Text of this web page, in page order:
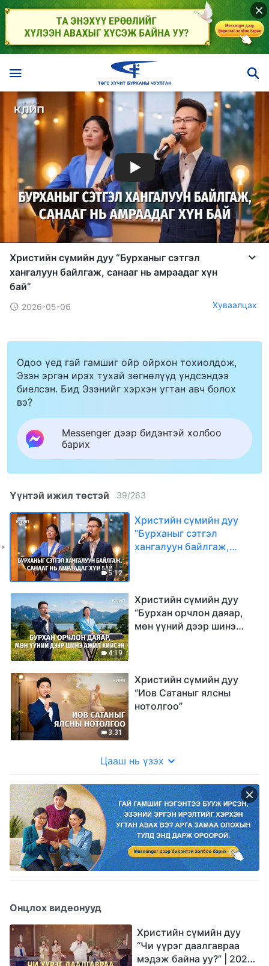
Христийн сүмийн дуу “Бурханыг сэтгэл
хангалуун байлгаж, санааг нь амраадаг хүн
бай”
2026-05-06 Хуваалцах
Одоо үед гай гамшиг ойр ойрхон тохиолдож,
Эзэн эргэн ирэх тухай зөгнөлүүд үндсэндээ
биелсэн. Бид Эзэнийг хэрхэн угтан авч болох
вэ?
Messenger дээр бидэнтэй холбоо
барих
Үүнтэй ижил төстэй 39/263
5:12
Христийн сүмийн дуу
“Бурханыг сэтгэл
хангалуун байлгаж,
4:19
Христийн сүмийн дуу
“Бурхан орчлон даяар,
мөн үүний дээр шинэ
3:31
Христийн сүмийн дуу
“Иов Сатаныг ялсны
нотолгоо”
Цааш нь үзэх
Онцлох видеонууд
Христийн сүмийн дуу
“Чи үүрэг даалгавраа
мэдэж байна уу?” | 2026